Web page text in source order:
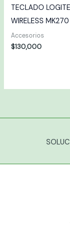
TECLADO
WIRELESS MK270
Accesorios
$130,000